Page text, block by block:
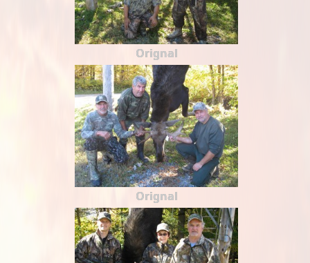
Orignal
Orignal